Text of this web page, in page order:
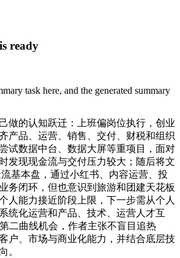
ready
task here, and the generated summary
做的认知跃迁：上班偏岗位执行，创业
产品、运营、销售、交付、财税和组织
试数据中台、数据大屏等重项目，面对
发现现金流与交付压力较大；随后将文
基本盘，通过小红书、内容运营、投
务闭环，但也意识到旅游和团建天花板
人能力接近阶段上限，下一步需从个人
统化运营和产品、技术、运营人才互
二曲线机会，作者主张不盲目追热
户、市场与商业化能力，并结合底层技
。